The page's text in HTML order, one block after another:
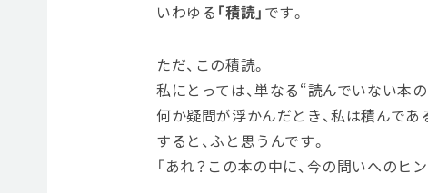
いわゆる 「積読」 です。
ただ、この積読。
私にとっては、単なる“読んでいない本
何か疑問が浮かんだとき、私は積んであ
すると、ふと思うんです。
「あれ？この本の中に、今の問いへのヒ